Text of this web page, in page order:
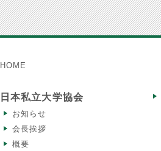
HOME
日本私立大学協会
お知らせ
会長挨拶
概要